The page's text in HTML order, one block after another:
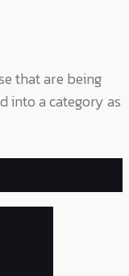
that are being
into a category as